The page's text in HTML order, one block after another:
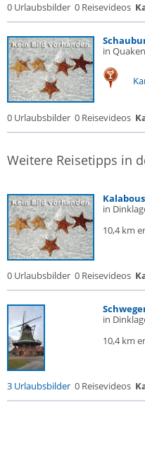
0 Urlaubsbilder 0 Reisevideos
in
0 Urlaubsbilder 0 Reisevideos
Weitere Reisetipps in
in
10,4 km
0 Urlaubsbilder 0 Reisevideos
in
10,4 km
3 Urlaubsbilder 0 Reisevideos